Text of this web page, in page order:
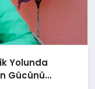
Yolunda
Gücünü